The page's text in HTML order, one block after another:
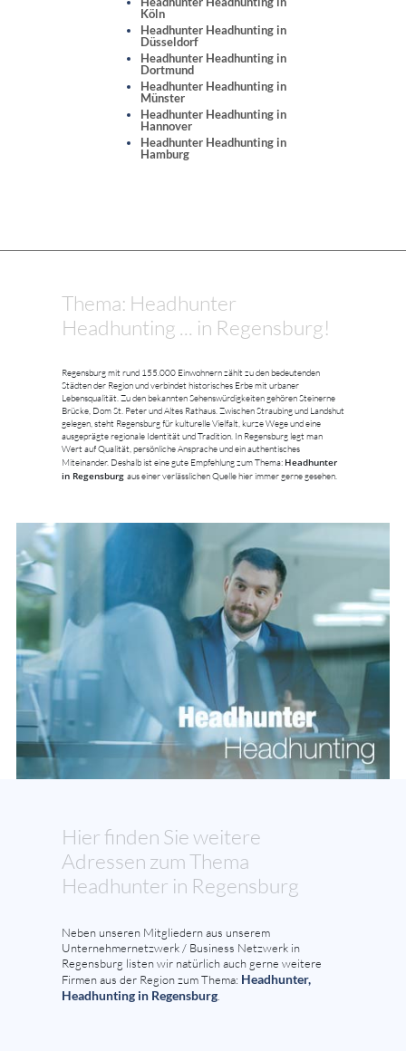
Köln
Headhunter Headhunting in
Düsseldorf
Headhunter Headhunting in
Dortmund
Headhunter Headhunting in
Münster
Headhunter Headhunting in
Hannover
Headhunter Headhunting in
Hamburg
Thema: Headhunter
Headhunting ... in Regensburg!
Regensburg mit rund 155.000 Einwohnern zählt zu den bedeutenden
Städten der Region und verbindet historisches Erbe mit urbaner
Lebensqualität. Zu den bekannten Sehenswürdigkeiten gehören Steinerne
Brücke, Dom St. Peter und Altes Rathaus. Zwischen Straubing und Landshut
gelegen, steht Regensburg für kulturelle Vielfalt, kurze Wege und eine
ausgeprägte regionale Identität und Tradition. In Regensburg legt man
Wert auf Qualität, persönliche Ansprache und ein authentisches
Miteinander. Deshalb ist eine gute Empfehlung zum Thema: Headhunter
in Regensburg aus einer verlässlichen Quelle hier immer gerne gesehen.
Hier finden Sie weitere
Adressen zum Thema
Headhunter in Regensburg
Neben unseren Mitgliedern aus unserem
Unternehmernetzwerk / Business Netzwerk in
Regensburg listen wir natürlich auch gerne weitere
Firmen aus der Region zum Thema: Headhunter,
Headhunting in Regensburg